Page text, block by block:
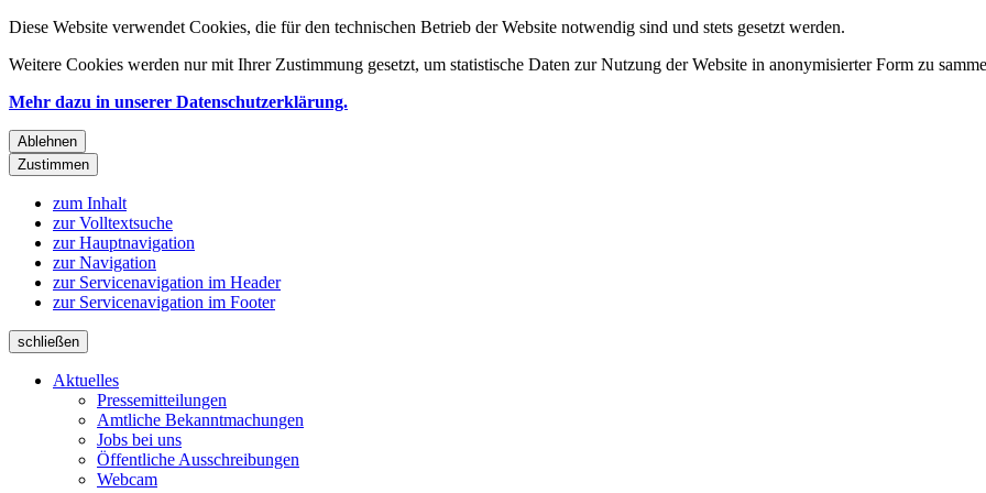
Diese Website verwendet Cookies, die für den technischen Betrieb der Website notwendig sind und stets gesetzt werden.
Weitere Cookies werden nur mit Ihrer Zustimmung gesetzt, um statistische Daten zur Nutzung der Website in anonymisierter Form zu
Mehr dazu in unserer Datenschutzerklärung.
Ablehnen
Zustimmen
zum Inhalt
zur Volltextsuche
zur Hauptnavigation
zur Navigation
zur Servicenavigation im Header
zur Servicenavigation im Footer
schließen
Aktuelles
Pressemitteilungen
Amtliche Bekanntmachungen
Jobs bei uns
Öffentliche Ausschreibungen
Webcam